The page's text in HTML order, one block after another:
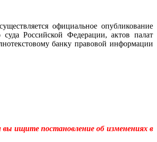
официальное опубликование
Российской Федерации, актов палат
банку правовой информации
ищите постановление об изменениях в